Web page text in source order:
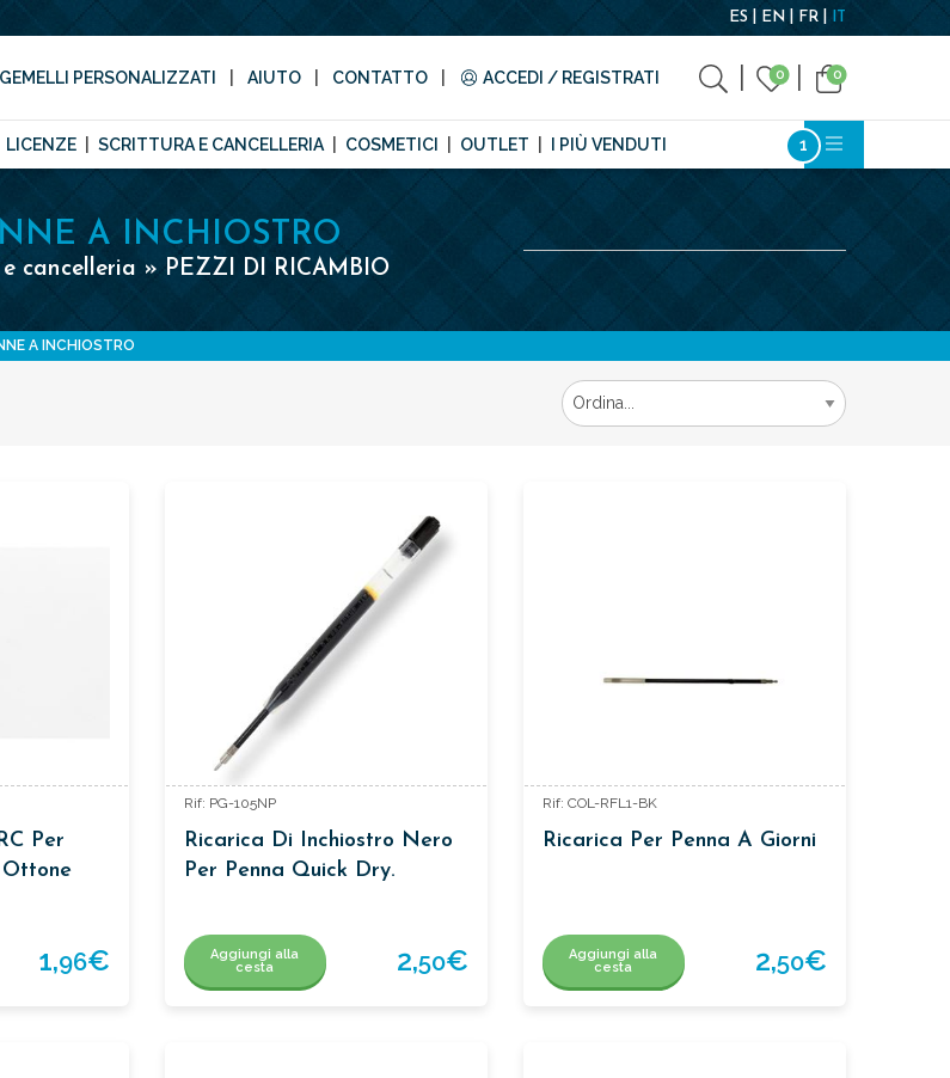
ES EN FR IT
GEMELLI PERSONALIZZATI AIUTO CONTATTO ACCEDI / REGISTRATI 0 0
LICENZE SCRITTURA E CANCELLERIA COSMETICI OUTLET I PIÙ VENDUTI
A INCHIOSTRO
cancelleria » PEZZI DI RICAMBIO
A INCHIOSTRO
Per
1,96€
Rif: PG-105NP
Ricarica Di Inchiostro Nero
Per Penna Quick Dry.
Aggiungi alla
cesta
2,50€
Rif: COL-RFL1-BK
Ricarica Per Penna A Giorni
Aggiungi alla
cesta
2,50€